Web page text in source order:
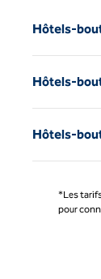
Hôtels-
Hôtels-
Hôtels-
*Les
pour